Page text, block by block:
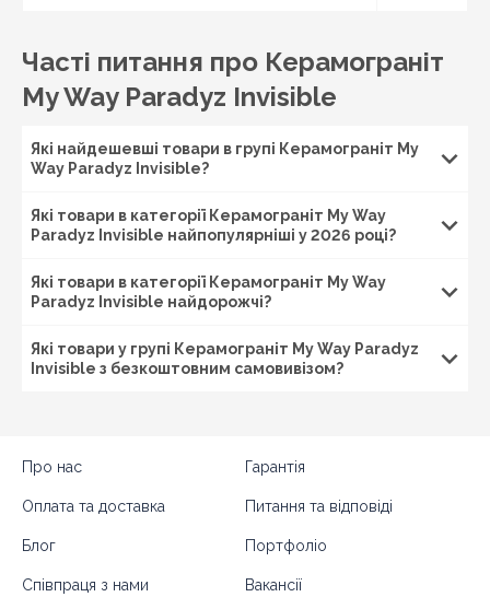
Часті питання про Керамограніт
My Way Paradyz Invisible
Які найдешевші товари в групі Керамограніт My
Way Paradyz Invisible?
Які товари в категорії Керамограніт My Way
Paradyz Invisible найпопулярніші у 2026 році?
Які товари в категорії Керамограніт My Way
Paradyz Invisible найдорожчі?
Які товари у групі Керамограніт My Way Paradyz
Invisible з безкоштовним самовивізом?
Про нас Гарантія
Оплата та доставка Питання та відповіді
Блог Портфоліо
Співпраця з нами Вакансії